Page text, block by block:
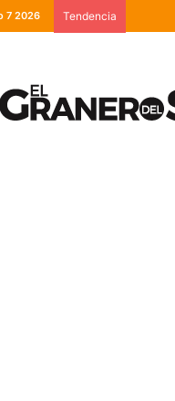
7 2026 Tendencia